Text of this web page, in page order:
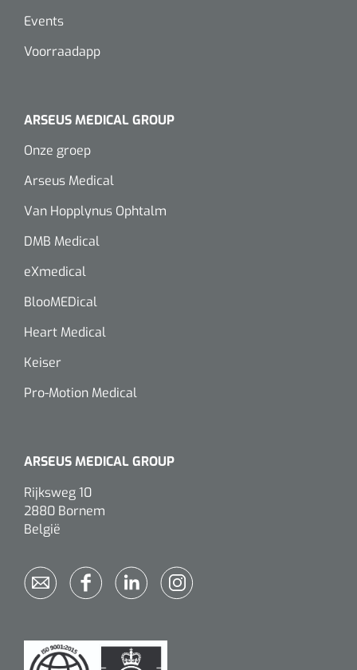
Events
Voorraadapp
ARSEUS MEDICAL GROUP
Onze groep
Arseus Medical
Van Hopplynus Ophtalm
DMB Medical
eXmedical
BlooMEDical
Heart Medical
Keiser
Pro-Motion Medical
ARSEUS MEDICAL GROUP
Rijksweg 10
2880 Bornem
België